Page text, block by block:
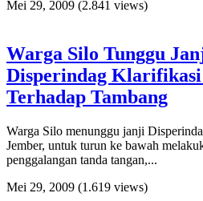
Mei 29, 2009 (2.841 views)
Warga Silo Tunggu
Disperindag Klarifikasi
Terhadap Tambang
Warga Silo menunggu janji
Jember, untuk turun ke bawah
penggalangan tanda tangan,...
Mei 29, 2009 (1.619 views)